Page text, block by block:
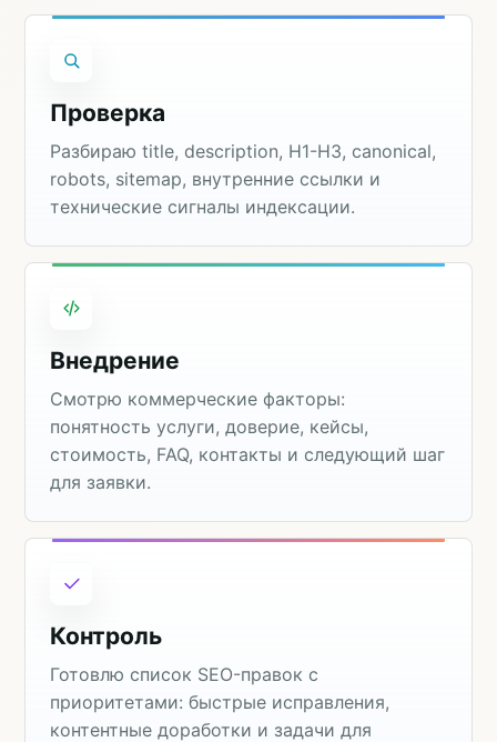
Проверка
Разбираю title, description, H1-H3, canonical,
robots, sitemap, внутренние ссылки и
технические сигналы индексации.
Внедрение
Смотрю коммерческие факторы:
понятность услуги, доверие, кейсы,
стоимость, FAQ, контакты и следующий шаг
для заявки.
Контроль
Готовлю список SEO-правок с
приоритетами: быстрые исправления,
контентные доработки и задачи для